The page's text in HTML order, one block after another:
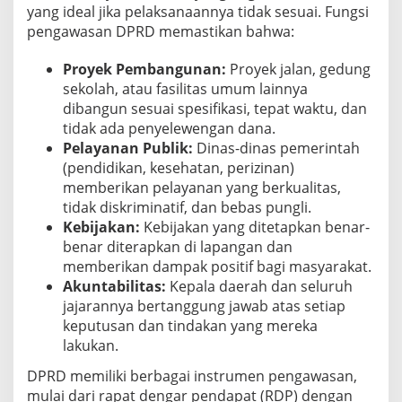
yang ideal jika pelaksanaannya tidak sesuai. Fungsi
pengawasan DPRD memastikan bahwa:
Proyek Pembangunan: Proyek jalan, gedung
sekolah, atau fasilitas umum lainnya
dibangun sesuai spesifikasi, tepat waktu, dan
tidak ada penyelewengan dana.
Pelayanan Publik: Dinas-dinas pemerintah
(pendidikan, kesehatan, perizinan)
memberikan pelayanan yang berkualitas,
tidak diskriminatif, dan bebas pungli.
Kebijakan: Kebijakan yang ditetapkan benar-
benar diterapkan di lapangan dan
memberikan dampak positif bagi masyarakat.
Akuntabilitas: Kepala daerah dan seluruh
jajarannya bertanggung jawab atas setiap
keputusan dan tindakan yang mereka
lakukan.
DPRD memiliki berbagai instrumen pengawasan,
mulai dari rapat dengar pendapat (RDP) dengan